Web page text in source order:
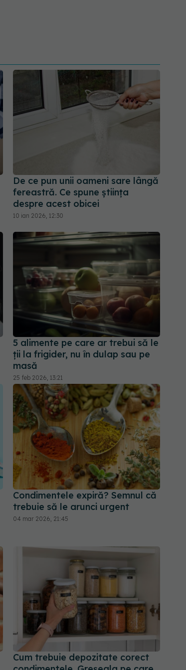
De ce pun unii oameni sare lângă
fereastră. Ce spune știința
despre acest obicei
10 ian 2026, 12:30
5 alimente pe care ar trebui să le
ții la frigider, nu în dulap sau pe
masă
25 feb 2026, 13:21
Condimentele expiră? Semnul că
trebuie să le arunci urgent
04 mar 2026, 21:45
Cum trebuie depozitate corect